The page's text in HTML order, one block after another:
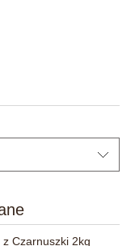
Czarnuszki 2kg